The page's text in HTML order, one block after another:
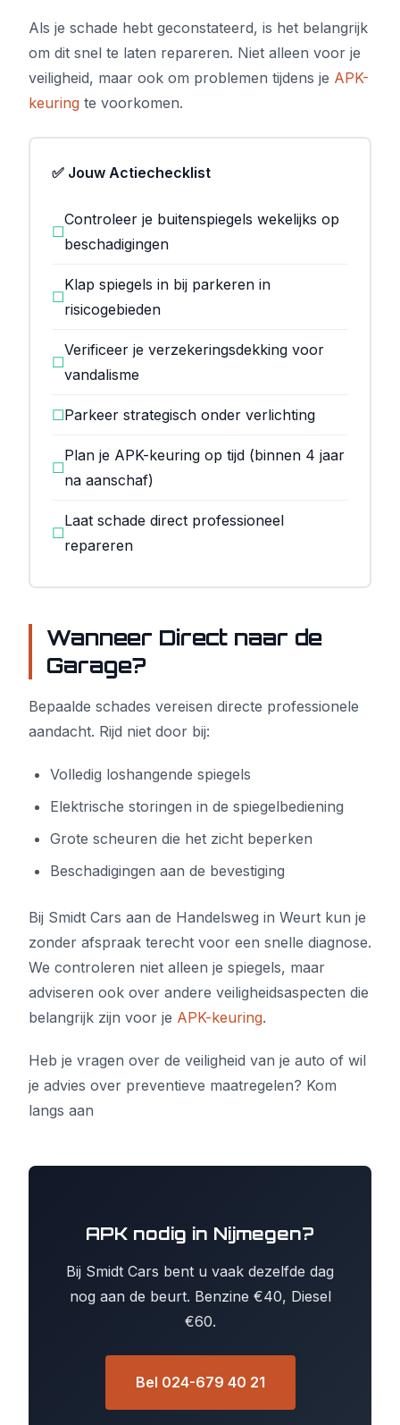
Als je schade hebt geconstateerd, is het belangrijk
om dit snel te laten repareren. Niet alleen voor je
veiligheid, maar ook om problemen tijdens je APK-
keuring te voorkomen.
✅ Jouw Actiechecklist
☐
Controleer je buitenspiegels wekelijks op
beschadigingen
☐
Klap spiegels in bij parkeren in
risicogebieden
☐
Verificeer je verzekeringsdekking voor
vandalisme
☐Parkeer strategisch onder verlichting
☐
Plan je APK-keuring op tijd (binnen 4 jaar
na aanschaf)
☐
Laat schade direct professioneel
repareren
Wanneer Direct naar de
Garage?
Bepaalde schades vereisen directe professionele
aandacht. Rijd niet door bij:
Volledig loshangende spiegels
Elektrische storingen in de spiegelbediening
Grote scheuren die het zicht beperken
Beschadigingen aan de bevestiging
Bij Smidt Cars aan de Handelsweg in Weurt kun je
zonder afspraak terecht voor een snelle diagnose.
We controleren niet alleen je spiegels, maar
adviseren ook over andere veiligheidsaspecten die
belangrijk zijn voor je APK-keuring.
Heb je vragen over de veiligheid van je auto of wil
je advies over preventieve maatregelen? Kom
langs aan
APK nodig in Nijmegen?
Bij Smidt Cars bent u vaak dezelfde dag
nog aan de beurt. Benzine €40, Diesel
€60.
Bel 024-679 40 21